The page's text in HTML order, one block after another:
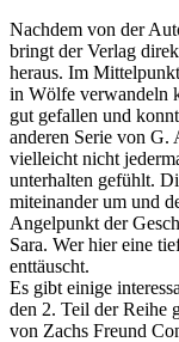
Nachdem von der
bringt der Verlag
heraus. Im
in Wölfe verwandeln
gut gefallen und
anderen Serie von G.
vielleicht nicht
unterhalten gefühlt.
miteinander um und
Angelpunkt der
Sara. Wer hier eine
enttäuscht.
Es gibt einige
den 2. Teil der Reihe
von Zachs Freund